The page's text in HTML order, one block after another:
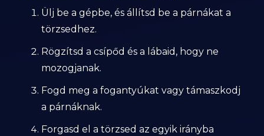
Ülj be a gépbe, és állítsd be a párnákat a
törzsedhez.
Rögzítsd a csípőd és a lábaid, hogy ne
mozogjanak.
Fogd meg a fogantyúkat vagy támaszkodj
a párnáknak.
Forgasd el a törzsed az egyik irányba